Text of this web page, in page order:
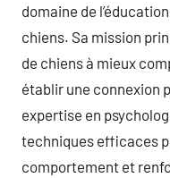
domaine de
chiens. Sa mission
de chiens à mieux
établir une connexion
expertise en
techniques efficaces
comportement et